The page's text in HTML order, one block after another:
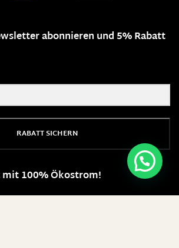
abonnieren und 5% Rabatt
RABATT SICHERN
100% Ökostrom!